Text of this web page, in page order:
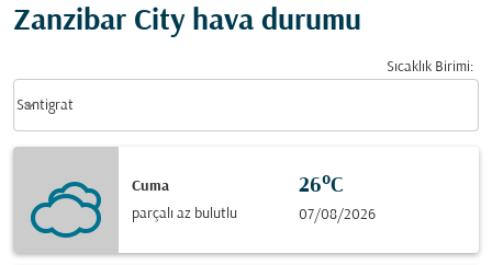
Zanzibar City hava durumu
Sıcaklık Birimi:
Santigrat
keyboard_arrow_down
Cuma
parçalı az bulutlu
26°C
07/08/2026